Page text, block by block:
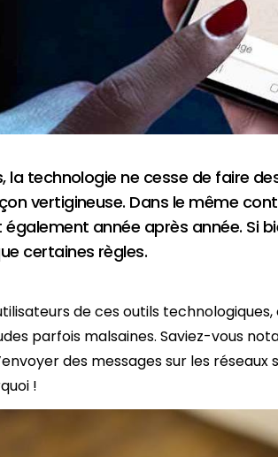
la technologie ne cesse de faire
vertigineuse. Dans le même
année après année. Si
certaines règles.
de ces outils
parfois malsaines. Saviez-vous
des messages sur les réseaux
!